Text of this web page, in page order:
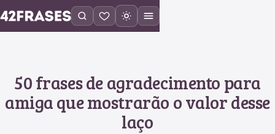
50 frases de agradecimento para
amiga que mostrarão o valor desse
laço